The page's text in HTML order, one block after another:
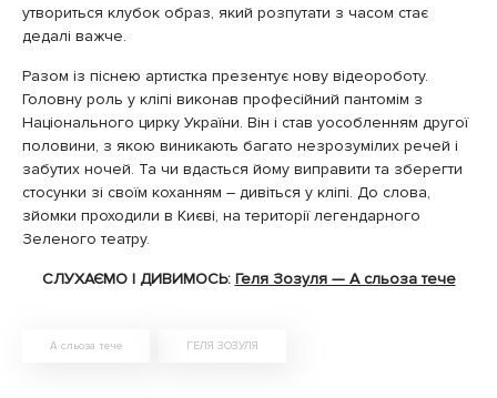
утвориться клубок образ, який розпутати з часом стає
дедалі важче.
Разом із піснею артистка презентує нову відеороботу.
Головну роль у кліпі виконав професійний пантомім з
Національного цирку України. Він і став уособленням другої
половини, з якою виникають багато незрозумілих речей і
забутих ночей. Та чи вдасться йому виправити та зберегти
стосунки зі своїм коханням – дивіться у кліпі. До слова,
зйомки проходили в Києві, на території легендарного
Зеленого театру.
СЛУХАЄМО І ДИВИМОСЬ: Геля Зозуля — А сльоза тече
А сльоза тече ГЕЛЯ ЗОЗУЛЯ